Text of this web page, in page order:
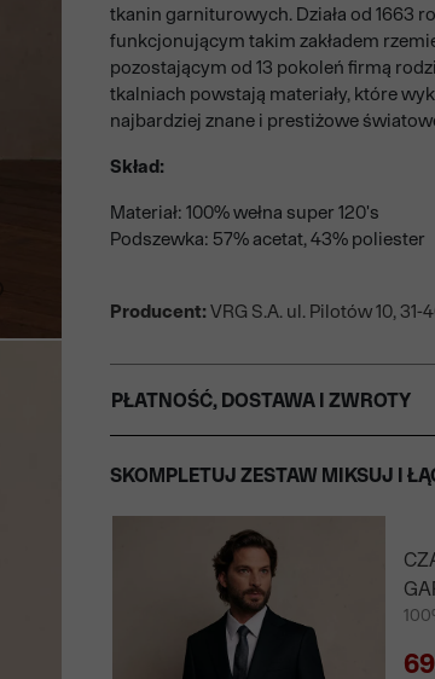
tkanin garniturowych. Działa od 1663
funkcjonującym takim zakładem
pozostającym od 13 pokoleń firmą
tkalniach powstają materiały, które
najbardziej znane i prestiżowe
Skład:
Materiał: 100% wełna super 120's
Podszewka: 57% acetat, 43% poliester
Producent: VRG S.A. ul. Pilotów 10,
PŁATNOŚĆ, DOSTAWA I ZWROTY
SKOMPLETUJ ZESTAW MIKSUJ I